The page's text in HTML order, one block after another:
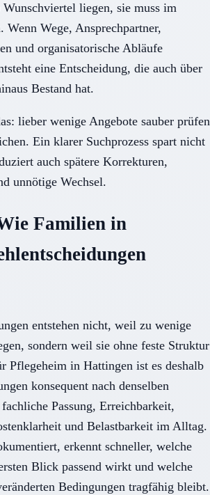
liegen, sie muss im
Wege, Ansprechpartner,
und organisatorische Abläufe
eine Entscheidung, die auch über
Bestand hat.
lieber wenige Angebote sauber prüfen
Ein klarer Suchprozess spart nicht
auch spätere Korrekturen,
unnötige Wechsel.
Familien in
entstehen nicht, weil zu wenige
sondern weil sie ohne feste Struktur
Pflegeheim in Hattingen ist es deshalb
konsequent nach denselben
Passung, Erreichbarkeit,
und Belastbarkeit im Alltag.
erkennt schneller, welche
Blick passend wirkt und welche
Bedingungen tragfähig bleibt.